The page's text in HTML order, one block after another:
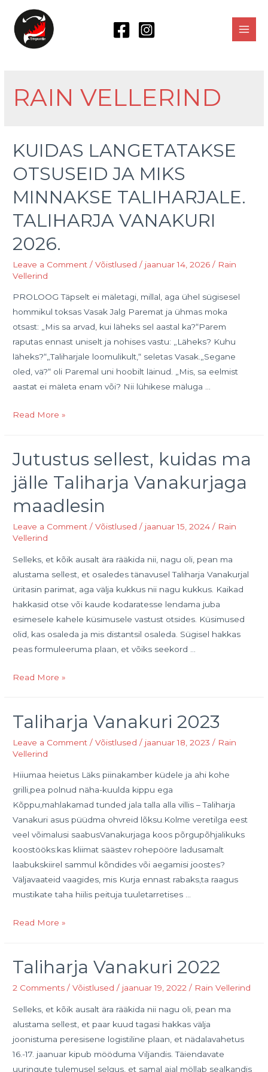
content
RAIN VELLERIND
KUIDAS LANGETATAKSE
OTSUSEID JA MIKS
MINNAKSE TALIHARJALE.
TALIHARJA VANAKURI
2026.
Leave a Comment /Võistlused / jaanuar 14, 2026 / Rain
Vellerind
PROLOOG Täpselt ei mäletagi, millal, aga ühel sügisesel
hommikul toksas Vasak Jalg Paremat ja ühmas moka
otsast: „Mis sa arvad, kui läheks sel aastal ka?“Parem
raputas ennast uniselt ja nohises vastu: „Läheks? Kuhu
läheks?“„Taliharjale loomulikult,“ seletas Vasak.„Segane
oled, vä?“ oli Paremal uni hoobilt läinud. „Mis, sa eelmist
aastat ei mäleta enam või? Nii lühikese mäluga …
KUIDAS
MIKS
MINNAKSE
TALIHARJALE.
VANAKURI
Read More »
Jutustus sellest, kuidas ma
jälle Taliharja Vanakurjaga
maadlesin
Leave a Comment /Võistlused / jaanuar 15, 2024 / Rain
Vellerind
Selleks, et kõik ausalt ära rääkida nii, nagu oli, pean ma
alustama sellest, et osaledes tänavusel Taliharja Vanakurjal
üritasin parimat, aga välja kukkus nii nagu kukkus. Kaikad
hakkasid otse või kaude kodaratesse lendama juba
esimesele kahele küsimusele vastust otsides. Küsimused
olid, kas osaleda ja mis distantsil osaleda. Sügisel hakkas
peas formuleeruma plaan, et võiks seekord …
Jutustus
ma
Taliharja
Read More »
Taliharja Vanakuri 2023
Leave a Comment /Võistlused / jaanuar 18, 2023 / Rain
Vellerind
Hiiumaa heietus Läks piinakamber küdele ja ahi kohe
grilli,pea polnud näha-kuulda kippu ega
Kõppu,mahlakamad tunded jala talla alla villis – Taliharja
Vanakuri asus püüdma ohvreid lõksu.Kolme veretilga eest
veel võimalusi saabusVanakurjaga koos põrgupõhjalikuks
koostööks:kas kliimat säästev rohepööre ladusamalt
laabukskiirel sammul kõndides või aegamisi joostes?
Väljavaateid vaagides, mis Kurja ennast rabaks,ta raagus
mustikate taha hiilis peituja tuuletarretises …
Taliharja
Read More »
Taliharja Vanakuri 2022
2 Comments /Võistlused / jaanuar 19, 2022 / Rain Vellerind
Selleks, et kõik ausalt ära rääkida nii nagu oli, pean ma
alustama sellest, et paar kuud tagasi hakkas välja
joonistuma peresisene logistiline plaan, et nädalavahetus
16.-17. jaanuar kipub mööduma Viljandis. Täiendavate
uuringute tulemusel selgus, et samal ajal möllab sealkandis